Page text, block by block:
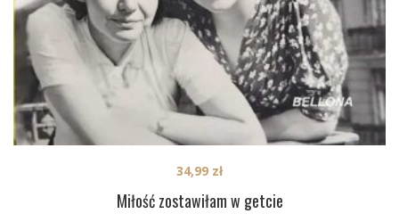
Miłość zostawiłam w getcie
34,99 zł